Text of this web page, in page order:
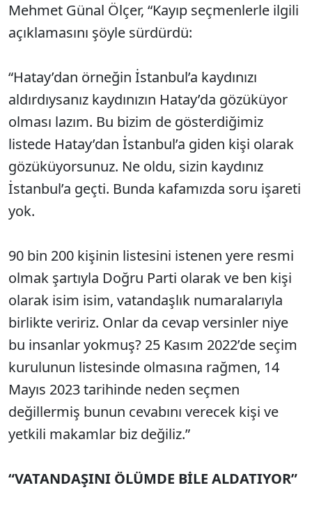
Mehmet Günal Ölçer, “Kayıp seçmenlerle ilgili
açıklamasını şöyle sürdürdü:
“Hatay’dan örneğin İstanbul’a kaydınızı
aldırdıysanız kaydınızın Hatay’da gözüküyor
olması lazım. Bu bizim de gösterdiğimiz
listede Hatay’dan İstanbul’a giden kişi olarak
gözüküyorsunuz. Ne oldu, sizin kaydınız
İstanbul’a geçti. Bunda kafamızda soru işareti
yok.
90 bin 200 kişinin listesini istenen yere resmi
olmak şartıyla Doğru Parti olarak ve ben kişi
olarak isim isim, vatandaşlık numaralarıyla
birlikte veririz. Onlar da cevap versinler niye
bu insanlar yokmuş? 25 Kasım 2022’de seçim
kurulunun listesinde olmasına rağmen, 14
Mayıs 2023 tarihinde neden seçmen
değillermiş bunun cevabını verecek kişi ve
yetkili makamlar biz değiliz.”
“VATANDAŞINI ÖLÜMDE BİLE ALDATIYOR”